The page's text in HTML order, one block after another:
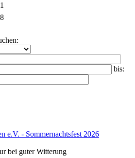
bis:
e.V. - Sommernachtsfest 2026
bei guter Witterung